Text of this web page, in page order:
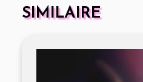
SIMILAIRE